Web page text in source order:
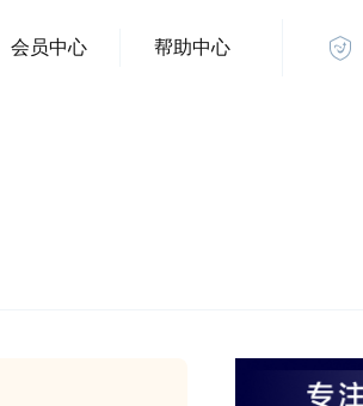
会员中心 帮助中心